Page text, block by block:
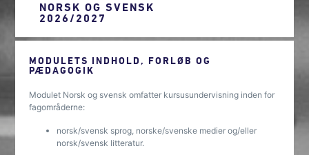
NORSK OG SVENSK
2026/2027
MODULETS INDHOLD, FORLØB OG
PÆDAGOGIK
Modulet Norsk og svensk omfatter kursusundervisning inden for
fagområderne:
norsk/svensk sprog, norske/svenske medier og/eller
norsk/svensk litteratur.